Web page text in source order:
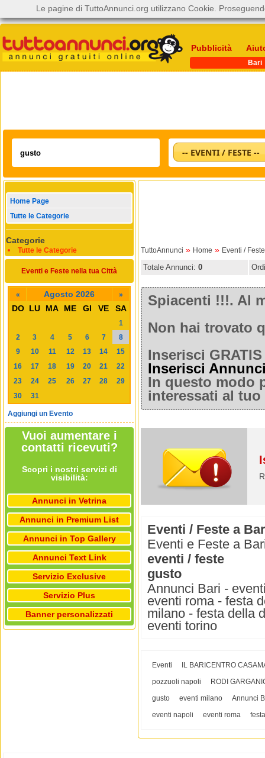
Pubblicità
Bari
-- EVENTI / FESTE --
Home Page
Tutte le Categorie
Categorie
Tutte le Categorie
Eventi e Feste nella tua Città
« Agosto 2026 »
DO LU MA ME GI VE SA
1
2
3 4 5 6 7
8
9
10 11 12 13 14
15
16
17 18 19 20 21
22
23
24 25 26 27 28
29
30
31
Aggiungi un Evento
Vuoi aumentare i
contatti ricevuti?
Scopri i nostri servizi di
visibilità:
Annunci in Vetrina
Annunci in Premium List
Annunci in Top Gallery
Annunci Text Link
Servizio Exclusive
Servizio Plus
Banner personalizzati
TuttoAnnunci » Home » Eventi / Feste
Totale Annunci: 0
Spiacenti !!!. Al
Non hai trovato
Inserisci
Inserisci
In questo modo
interessati al
Eventi / Feste a
Eventi e Feste a
eventi / feste
gusto
Annunci Bari -
eventi roma - festa
milano - festa della
eventi torino
Eventi
IL BARICENTRO
pozzuoli napoli
RODI
gusto
eventi milano
Annunci
eventi napoli
eventi roma
Le pagine di TuttoAnnunci.org utilizzano Cookie.